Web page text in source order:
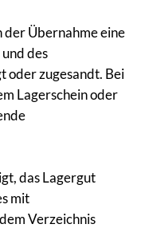
Übernahme eine
des
oder zugesandt. Bei
Lagerschein oder
das Lagergut
mit
Verzeichnis